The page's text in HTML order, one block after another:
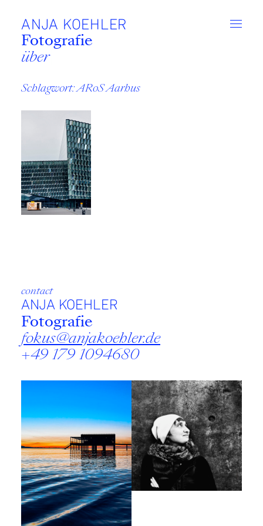
ANJA KOEHLER
Fotografie
überras
Schlagwort:ARoS Aarhus
contact
ANJA KOEHLER
Fotografie
fokus@anjakoehler.de
+49 179 1094680